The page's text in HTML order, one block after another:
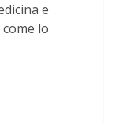
e
lo